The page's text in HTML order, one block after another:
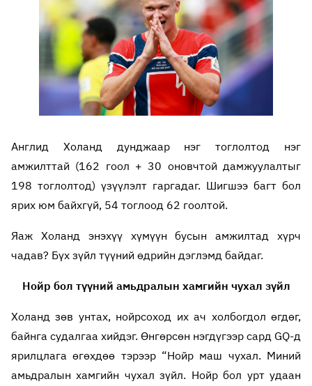
Англид Холанд дунджаар нэг тоглолтод нэг
амжилттай (162 гоол + 30 оновчтой дамжуулалтыг
198 тоглолтод) үзүүлэлт гаргадаг. Шигшээ багт бол
ярих юм байхгүй, 54 тоглоод 62 гоолтой.
Яаж Холанд энэхүү хүмүүн бусын амжилтад хүрч
чадав? Бүх зүйл түүний өдрийн дэглэмд байдаг.
Нойр бол түүний амьдралын хамгийн чухал зүйл
Холанд зөв унтах, нойрсоход их ач холбогдол өгдөг,
байнга судалгаа хийдэг. Өнгөрсөн нэгдүгээр сард GQ-д
ярилцлага өгөхдөө тэрээр “Нойр маш чухал. Миний
амьдралын хамгийн чухал зүйл. Нойр бол урт удаан